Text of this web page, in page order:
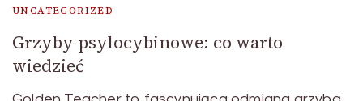
UNCATEGORIZED
Grzyby psylocybinowe: co warto
wiedzieć